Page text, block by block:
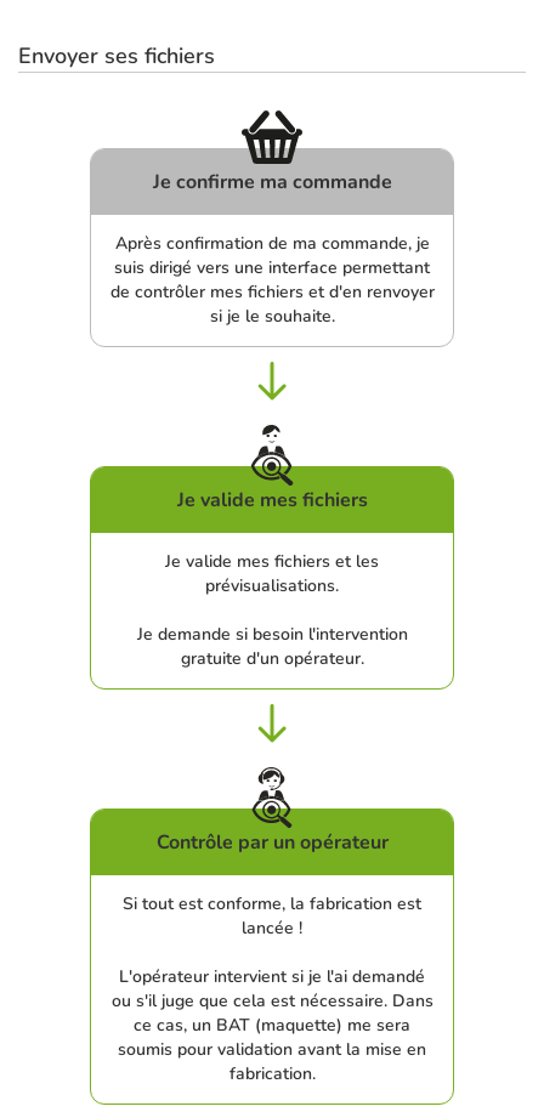
Envoyer ses fichiers
Je confirme ma commande
Après confirmation de ma commande, je
suis dirigé vers une interface permettant
de contrôler mes fichiers et d'en renvoyer
si je le souhaite.
Je valide mes fichiers
Je valide mes fichiers et les
prévisualisations.
Je demande si besoin l'intervention
gratuite d'un opérateur.
Contrôle par un opérateur
Si tout est conforme, la fabrication est
lancée !
L'opérateur intervient si je l'ai demandé
ou s'il juge que cela est nécessaire. Dans
ce cas, un BAT (maquette) me sera
soumis pour validation avant la mise en
fabrication.